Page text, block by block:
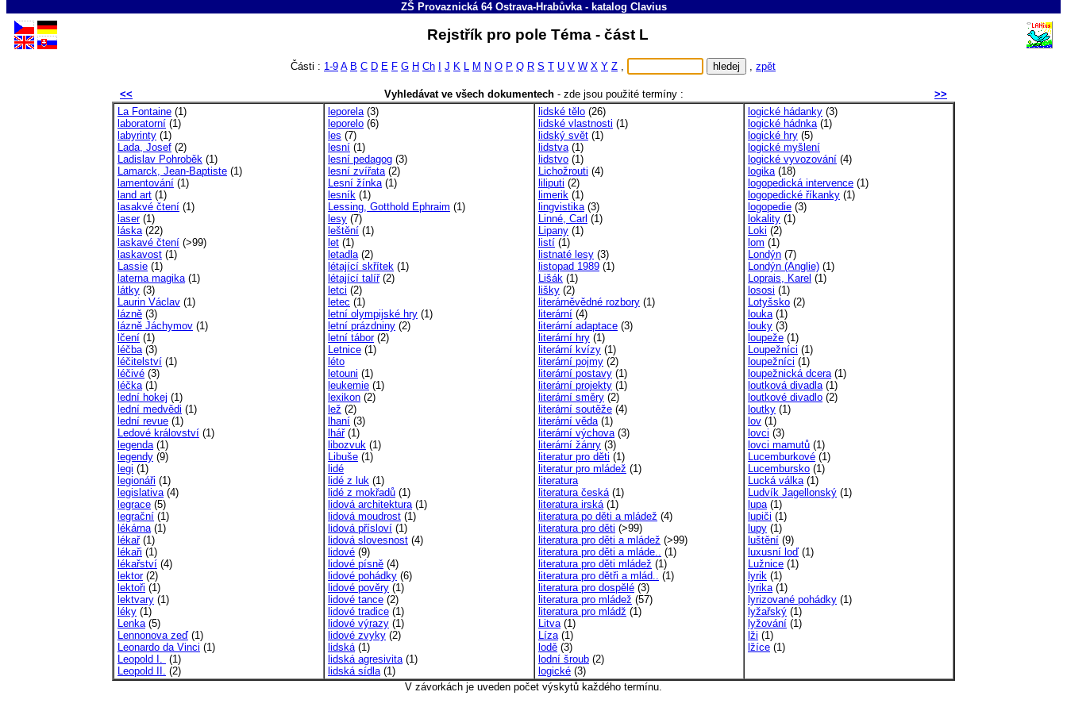
ZŠ Provaznická 64 Ostrava-Hrabůvka- katalog Clavius
Rejstřík pro pole Téma - část L
Části : 1-9 A B C D E F G H Ch J K L M N O P Q R S T U V W X Y Z , , zpět
<< Vyhledávat ve všech dokumentech - zde jsou použité termíny :
>>
La Fontaine (1)
laboratorní (1)
labyrinty (1)
Lada, Josef (2)
Ladislav Pohroběk (1)
Lamarck, Jean-Baptiste (1)
lamentování (1)
land art (1)
lasakvé čtení (1)
laser(1)
láska(22)
laskavé čtení (>99)
laskavost (1)
Lassie (1)
laterna magika(1)
látky (3)
Laurin Václav (1)
lázně (3)
lázně Jáchymov (1)
lčení (1)
léčba(3)
léčitelství (1)
léčivé (3)
léčka(1)
lední hokej (1)
lední medvědi (1)
lední revue (1)
Ledové království (1)
legenda(1)
legendy (9)
legi (1)
legionáři (1)
legislativa(4)
legrace (5)
legrační (1)
lékárna(1)
lékař(1)
lékaři (1)
lékařství (4)
lektor(2)
lektoři (1)
lektvary (1)
léky (1)
Lenka(5)
Lennonova zeď(1)
Leonardo da Vinci (1)
Leopold I. (1)
Leopold II. (2)
leporela(3)
leporelo (6)
les (7)
lesní (1)
lesní pedagog (3)
lesní zvířata(2)
Lesní žínka(1)
lesník (1)
Lessing, Gotthold Ephraim (1)
lesy (7)
leštění (1)
let (1)
letadla(2)
létající skřítek (1)
létající talíř(2)
letci (2)
letec (1)
letní olympijské hry (1)
letní prázdniny (2)
letní tábor(2)
Letnice (1)
léto
letouni (1)
leukemie (1)
lexikon (2)
lež (2)
lhaní (3)
lhář(1)
libozvuk (1)
Libuše (1)
lidé
lidé z luk (1)
lidé z mokřadů (1)
lidová architektura(1)
lidová moudrost (1)
lidová přísloví (1)
lidová slovesnost (4)
lidové (9)
lidové písně (4)
lidové pohádky (6)
lidové pověry (1)
lidové tance (2)
lidové tradice (1)
lidové výrazy (1)
lidové zvyky (2)
lidská(1)
lidská agresivita(1)
lidská sídla(1)
lidské tělo (26)
lidské vlastnosti (1)
lidský svět (1)
lidstva(1)
lidstvo (1)
Lichožrouti (4)
liliputi (2)
limerik (1)
lingvistika(3)
Linné, Carl (1)
Lipany (1)
listí (1)
listnaté lesy (3)
listopad 1989 (1)
Lišák (1)
lišky (2)
literárněvědné rozbory (1)
literární (4)
literární adaptace (3)
literární hry (1)
literární kvízy (1)
literární pojmy (2)
literární postavy (1)
literární projekty (1)
literární směry (2)
literární soutěže (4)
literární věda(1)
literární výchova(3)
literární žánry (3)
literatur pro děti (1)
literatur pro mládež (1)
literatura
literatura česká(1)
literatura irská(1)
literatura po děti a mládež (4)
literatura pro děti (>99)
literatura pro děti a mládež (>99)
literatura pro děti a mláde.. (1)
literatura pro děti mládež (1)
literatura pro dětři a mlád.. (1)
literatura pro dospělé (3)
literatura pro mládež (57)
literatura pro mládž (1)
Litva(1)
Líza(1)
lodě (3)
lodní šroub (2)
logické (3)
logické hádanky (3)
logické hádnka(1)
logické hry (5)
logické myšlení
logické vyvozování (4)
logika(18)
logopedická intervence (1)
logopedické říkanky (1)
logopedie (3)
lokality (1)
Loki (2)
lom (1)
Londýn (7)
Londýn (Anglie) (1)
Loprais, Karel (1)
lososi (1)
Lotyšsko (2)
louka(1)
louky (3)
loupeže (1)
Loupežníci (1)
loupežníci (1)
loupežnická dcera(1)
loutková divadla(1)
loutkové divadlo (2)
loutky (1)
lov (1)
lovci (3)
lovci mamutů (1)
Lucemburkové (1)
Lucembursko (1)
Lucká válka(1)
Ludvík Jagellonský (1)
lupa(1)
lupiči (1)
lupy (1)
luštění (9)
luxusní loď(1)
Lužnice (1)
lyrik (1)
lyrika(1)
lyrizované pohádky (1)
lyžařský (1)
lyžování (1)
lži (1)
lžíce (1)
V závorkách je uveden počet výskytů každého termínu.